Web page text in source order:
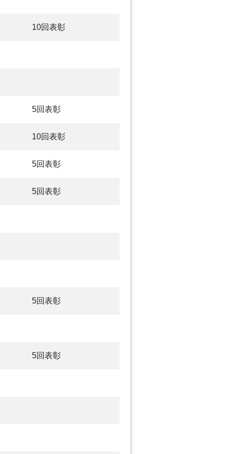
10回表彰
5回表彰
10回表彰
5回表彰
5回表彰
5回表彰
5回表彰